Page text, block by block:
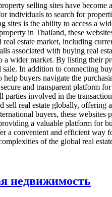
selling sites have
to search for
is the ability to access a
in Thailand, these
estate market, including
associated with buying real
wider market. By listing their
In addition to connecting
buyers navigate the
and transparent platform
involved in the
real estate globally,
buyers, these
a valuable platform for
a convenient and efficient
of the global real
недвижимость